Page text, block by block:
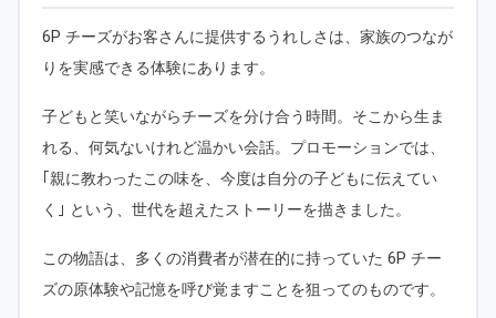
6P チーズがお客さんに提供するうれしさは、家族のつなが
りを実感できる体験にあります。
子どもと笑いながらチーズを分け合う時間。そこから生ま
れる、何気ないけれど温かい会話。プロモーションでは、
｢親に教わったこの味を、今度は自分の子どもに伝えてい
く｣ という、世代を超えたストーリーを描きました。
この物語は、多くの消費者が潜在的に持っていた 6P チー
ズの原体験や記憶を呼び覚ますことを狙ってのものです。